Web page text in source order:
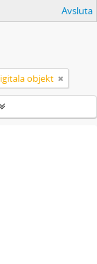
Avsluta
objekt